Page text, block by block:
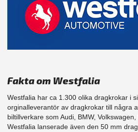
Fakta om Westfalia
Westfalia har ca 1.300 olika dragkrokar i
orginalleverantör av dragkrokar till några
biltillverkare som Audi, BMW,
Westfalia lanserade även den 50 mm